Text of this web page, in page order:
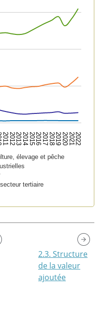
élevage et pêche
tertiaire
201120122013201420152016201720182019202020212022
2.3. Structure
de la valeur
ajoutée